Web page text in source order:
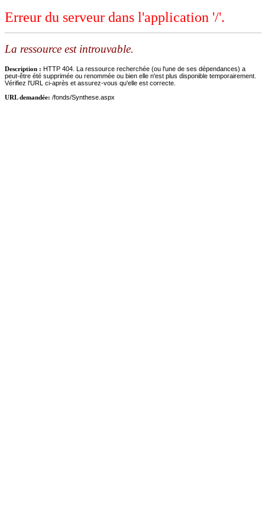
Erreur du serveur dans l'application '/'.
La ressource est introuvable.
Description : HTTP 404. La ressource recherchée (ou l'une de ses dépendances) a
peut-être été supprimée ou renommée ou bien elle n'est plus disponible temporairement.
Vérifiez l'URL ci-après et assurez-vous qu'elle est correcte.
URL demandée: /fonds/Synthese.aspx